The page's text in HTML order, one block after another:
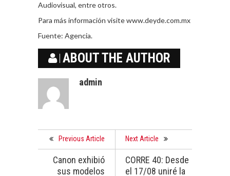
Audiovisual, entre otros.
Para más información visite www.deyde.com.mx
Fuente: Agencia.
ABOUT THE AUTHOR
admin
Previous Article
Canon exhibió
sus modelos
Next Article
CORRE 40: Desde
el 17/08 uniré la